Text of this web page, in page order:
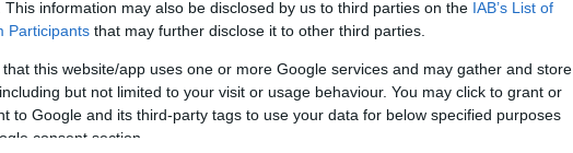
This information may also be disclosed by us to third parties on the IAB’s List of
Participants that may further disclose it to other third parties.
that this website/app uses one or more Google services and may gather and store
but not limited to your visit or usage behaviour. You may click to grant or
to Google and its third-party tags to use your data for below specified purposes
consent section.
Besztof: South Park 2014.09.06 13:18:30
ígértem. Elkezdtem készíteni azt a videót is, de aztán volt egy
vitám sajátmagammal, amiből végül az az énem jött ki
győztesen, aki ragaszkodott hozzá, hogy még tízszerannyit
dolgozzak a videón, mint amennyit…..